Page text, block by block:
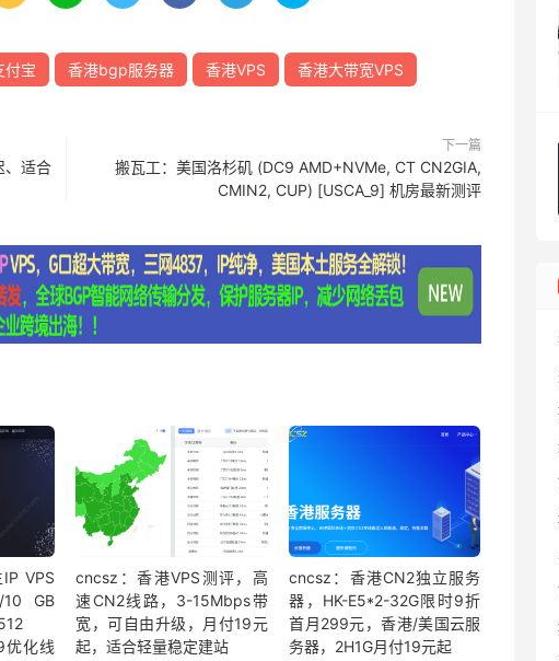
付宝 香港bgp服务器 香港VPS 香港大带宽VPS
、适合
下一篇
搬瓦工：美国洛杉矶 (DC9 AMD+NVMe, CT CN2GIA,
CMIN2, CUP) [USCA_9] 机房最新测评
VPS
GB
优化线
cncsz：香港VPS测评，高
速CN2线路，3-15Mbps带
宽，可自由升级，月付19元
起，适合轻量稳定建站
cncsz：香港CN2独立服务
器，HK-E5*2-32G限时9折
首月299元，香港/美国云服
务器，2H1G月付19元起